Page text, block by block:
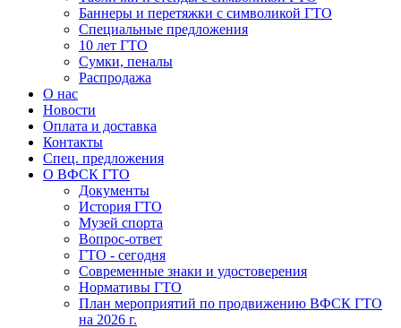
Баннеры и перетяжки с символикой ГТО
Специальные предложения
10 лет ГТО
Сумки, пеналы
Распродажа
О нас
Новости
Оплата и доставка
Контакты
Спец. предложения
О ВФСК ГТО
Документы
История ГТО
Музей спорта
Вопрос-ответ
ГТО - сегодня
Современные знаки и удостоверения
Нормативы ГТО
План мероприятий по продвижению ВФСК ГТО
на 2026 г.